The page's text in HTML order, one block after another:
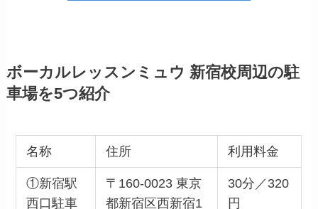
ボーカルレッスンミュウ 新宿校周辺の駐
車場を5つ紹介
名称 住所 利用料金
①新宿駅
西口駐車
〒160-0023 東京
都新宿区西新宿1
30分／320
円